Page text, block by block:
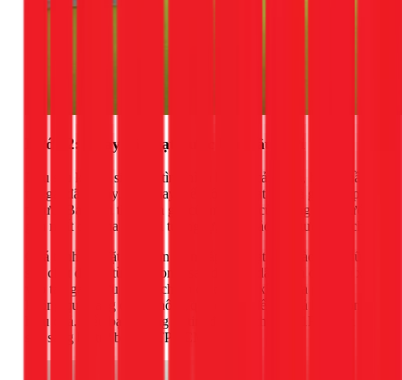
Bước 2: Thay cần gạt nước bồn cầu mới
Nếu sau khi vệ sinh mà tình hình không cải thiện, hoặc phần
tay gạt đã bị gãy, việc thay thế một cần gạt mới là giải pháp
tối ưu. Bạn nên tháo cần gạt cũ, mang ra cửa hàng điện nước
gần nhất để mua một cái tương tự, đảm bảo tính tương thích.
Quá trình lắp đặt khá đơn giản: lắp cần gạt mới vào vị trí cũ,
siết chặt đai ốc từ bên trong, sau đó móc dây xích của van xả
vào tay gạt. Lưu ý điều chỉnh độ dài dây xích vừa phải,
không quá căng cũng không quá chùng để van xả hoạt động
hiệu quả. Nếu bạn không tự tin, đội ngũ thợ của 1Fix luôn
sẵn sàng hỗ trợ bạn tại TPHCM.